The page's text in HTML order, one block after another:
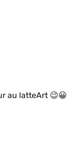
au latteArt 😉😀